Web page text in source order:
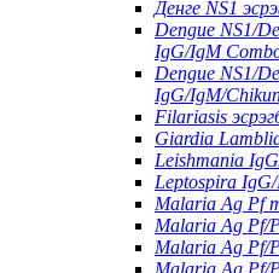
Денге NS1
Dengue NS1/
IgG/IgM
Dengue NS1/
IgG/IgM/
Filariasis
Giardia
Leishmania
Leptospira
Malaria Ag Pf
Malaria Ag Pf/
Malaria Ag Pf/